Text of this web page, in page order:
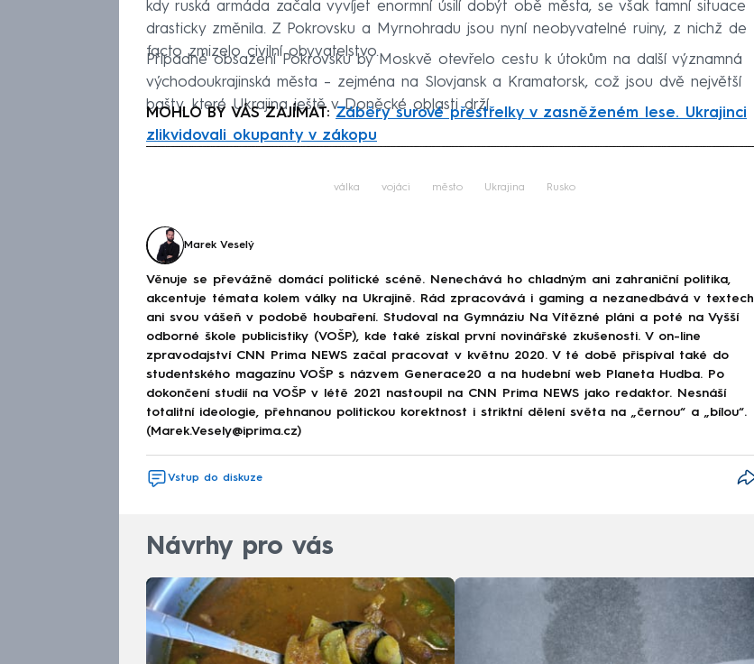
kdy ruská armáda začala vyvíjet enormní úsilí dobýt obě města, se však tamní situace
drasticky změnila. Z Pokrovsku a Myrnohradu jsou nyní neobyvatelné ruiny, z nichž de
facto zmizelo civilní obyvatelstvo.
Případné obsazení Pokrovsku by Moskvě otevřelo cestu k útokům na další významná
východoukrajinská města – zejména na Slovjansk a Kramatorsk, což jsou dvě největší
bašty, které Ukrajina ještě v Doněcké oblasti drží.
MOHLO BY VÁS ZAJÍMAT:Záběry surové přestřelky v zasněženém lese. Ukrajinci
zlikvidovali okupanty v zákopu
válka vojáci město Ukrajina Rusko
Marek Veselý
Věnuje se převážně domácí politické scéně. Nenechává ho chladným ani zahraniční politika,
akcentuje témata kolem války na Ukrajině. Rád zpracovává i gaming a nezanedbává v textech
ani svou vášeň v podobě houbaření. Studoval na Gymnáziu Na Vítězné pláni a poté na Vyšší
odborné škole publicistiky (VOŠP), kde také získal první novinářské zkušenosti. V on-line
zpravodajství CNN Prima NEWS začal pracovat v květnu 2020. V té době přispíval také do
studentského magazínu VOŠP s názvem Generace20 a na hudební web Planeta Hudba. Po
dokončení studií na VOŠP v létě 2021 nastoupil na CNN Prima NEWS jako redaktor. Nesnáší
totalitní ideologie, přehnanou politickou korektnost i striktní dělení světa na „černou“ a „bílou“.
(Marek.Vesely@iprima.cz)
Vstup do diskuze
Návrhy pro vás